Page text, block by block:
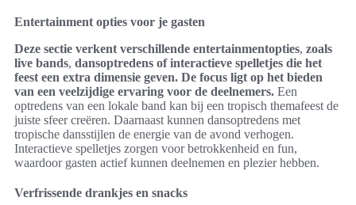
Entertainment opties voor je gasten
Deze sectie verkent verschillende entertainmentopties, zoals
live bands, dansoptredens of interactieve spelletjes die het
feest een extra dimensie geven. De focus ligt op het bieden
van een veelzijdige ervaring voor de deelnemers. Een
optredens van een lokale band kan bij een tropisch themafeest de
juiste sfeer creëren. Daarnaast kunnen dansoptredens met
tropische dansstijlen de energie van de avond verhogen.
Interactieve spelletjes zorgen voor betrokkenheid en fun,
waardoor gasten actief kunnen deelnemen en plezier hebben.
Verfrissende drankjes en snacks